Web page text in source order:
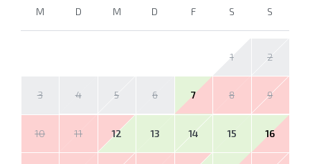
M D M D F S S
1 2
3 4 5 6 7 8 9
10 11 12 13 14 15 16